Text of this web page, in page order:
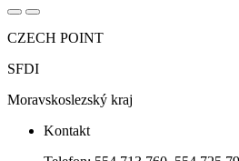
CZECH POINT
SFDI
Moravskoslezský kraj
Kontakt